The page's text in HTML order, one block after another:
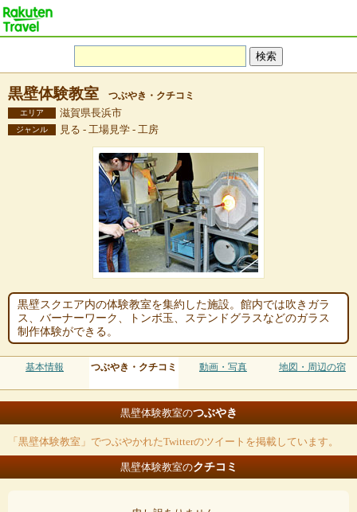
黒壁体験教室 つぶやき・クチコミ
エリア 滋賀県長浜市
ジャンル 見る - 工場見学 - 工房
黒壁スクエア内の体験教室を集約した施設。館内では吹きガラ
ス、バーナーワーク、トンボ玉、ステンドグラスなどのガラス
制作体験ができる。
基本情報 つぶやき・クチコミ 動画・写真 地図・周辺の宿
黒壁体験教室のつぶやき
「黒壁体験教室」でつぶやかれたTwitterのツイートを掲載しています。
黒壁体験教室のクチコミ